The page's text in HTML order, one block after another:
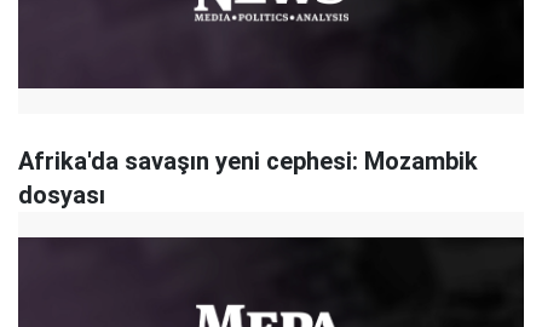
Afrika'da savaşın yeni cephesi: Mozambik
dosyası